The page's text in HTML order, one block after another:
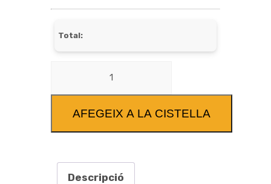
Total:
AFEGEIX A LA CISTELLA
Descripció